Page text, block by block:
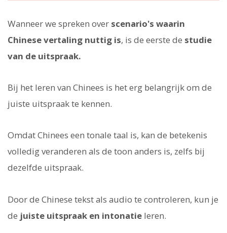
Wanneer we spreken over scenario's waarin
Chinese vertaling nuttig is, is de eerste de studie
van de uitspraak.
Bij het leren van Chinees is het erg belangrijk om de
juiste uitspraak te kennen.
Omdat Chinees een tonale taal is, kan de betekenis
volledig veranderen als de toon anders is, zelfs bij
dezelfde uitspraak.
Door de Chinese tekst als audio te controleren, kun je
de juiste uitspraak en intonatie leren.